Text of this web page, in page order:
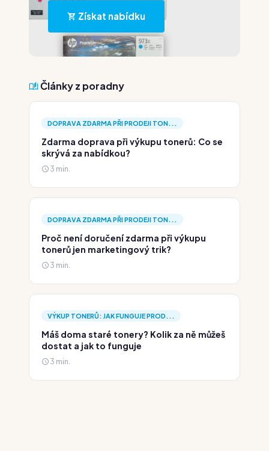
Získat nabídku
Články z poradny
DOPRAVA ZDARMA PŘI PRODEJI TON...
Zdarma doprava při výkupu tonerů: Co se
skrývá za nabídkou?
3 min.
DOPRAVA ZDARMA PŘI PRODEJI TON...
Proč není doručení zdarma při výkupu
tonerů jen marketingový trik?
3 min.
VÝKUP TONERŮ: JAK FUNGUJE PROD...
Máš doma staré tonery? Kolik za ně můžeš
dostat a jak to funguje
3 min.